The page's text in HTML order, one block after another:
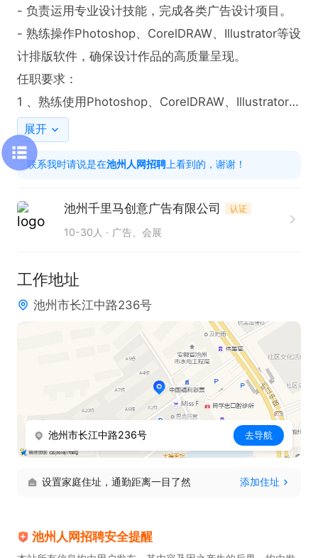
- 负责运用专业设计技能，完成各类广告设计项目。
- 熟练操作Photoshop、CorelDRAW、Illustrator等设
计排版软件，确保设计作品的高质量呈现。
任职要求：
1 、熟练使用Photoshop、CorelDRAW、Illustrator
等设计排版软件
2 、做事仔细、认真，责任心强
3、有广告设计工作经验者优先。
厅，管中餐。
展开
联系我时请说是在池州人网招聘上看到的，谢谢！
池州千里马创意广告有限公司 认证
10-30人 广告、会展
工作地址
池州市长江中路236号
池州市长江中路236号 去导航
设置家庭住址，通勤距离一目了然 添加住址
池州人网招聘安全提醒